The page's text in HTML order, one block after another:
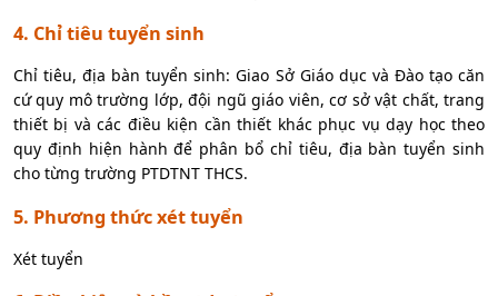
4. Chỉ tiêu tuyển sinh
Chỉ tiêu, địa bàn tuyển sinh: Giao Sở Giáo dục và Đào tạo căn
cứ quy mô trường lớp, đội ngũ giáo viên, cơ sở vật chất, trang
thiết bị và các điều kiện cần thiết khác phục vụ dạy học theo
quy định hiện hành để phân bổ chỉ tiêu, địa bàn tuyển sinh
cho từng trường PTDTNT THCS.
5. Phương thức xét tuyển
Xét tuyển